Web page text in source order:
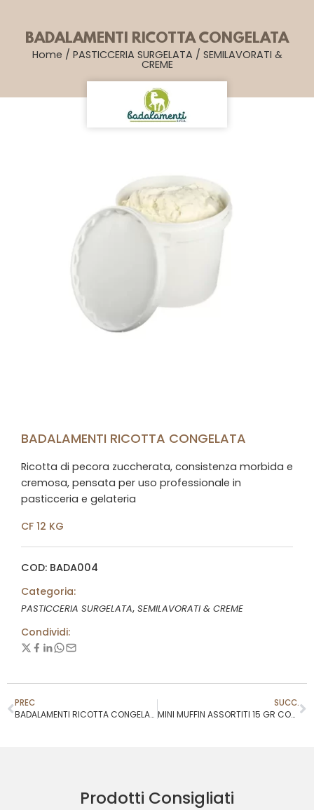
BADALAMENTI RICOTTA CONGELATA
Home / PASTICCERIA SURGELATA / SEMILAVORATI &
CREME
BADALAMENTI RICOTTA CONGELATA
Ricotta di pecora zuccherata, consistenza morbida e
cremosa, pensata per uso professionale in
pasticceria e gelateria
CF 12 KG
COD: BADA004
Categoria:
PASTICCERIA SURGELATA, SEMILAVORATI & CREME
Condividi:
PREC
BADALAMENTI RICOTTA CONGELATA
SUCC.
MINI MUFFIN ASSORTITI 15 GR COD.0223
Prodotti Consigliati